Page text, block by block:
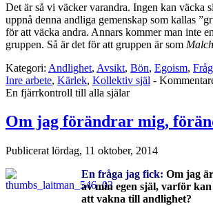
Det är så vi väcker varandra. Ingen kan väcka
uppnå denna andliga gemenskap som kallas
för att väcka andra. Annars kommer man inte
gruppen. Så är det för att gruppen är som
Kategori: Andlighet, Avsikt, Bön, Egoism,
Inre arbete, Kärlek, Kollektiv själ -
En fjärrkontroll till alla själar
Om jag förändrar mig,
Publicerat lördag, 11 oktober, 2014
En fråga jag fick: Om jag
av min egen själ, varför
att vakna till andlighet?